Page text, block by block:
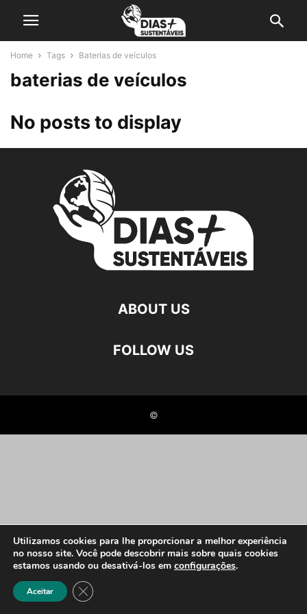
Home Tags Baterias de veículos
baterias de veículos
No posts to display
ABOUT US
FOLLOW US
©
Utilizamos cookies para lhe proporcionar a melhor experiência
no nosso site. Você pode descobrir mais sobre quais cookies
estamos usando ou desativá-los em configurações.
Aceitar Close GDPR Cookie Banner